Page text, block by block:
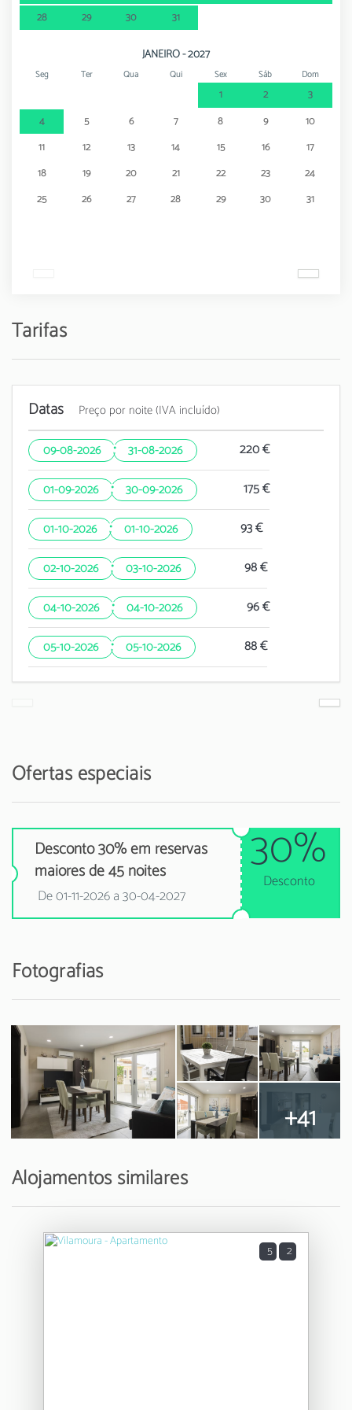
28 29 30 31
JANEIRO - 2027
Seg Ter Qua Qui Sex Sáb Dom
1 2
3
4
5 6 7 8 9
10
11
12 13 14 15 16
17
18
19 20 21 22 23
24
25
26 27 28 29 30 31
Tarifas
Datas Preço por noite (IVA incluído)
09-08-2026 · 31-08-2026 220 €
01-09-2026 · 30-09-2026 175 €
01-10-2026 · 01-10-2026 93 €
02-10-2026 · 03-10-2026 98 €
04-10-2026 · 04-10-2026 96 €
05-10-2026 · 05-10-2026 88 €
Ofertas especiais
Desconto 30% em reservas
maiores de 45 noites
De 01-11-2026 a 30-04-2027
30%
Desconto
Fotografias
+41
Alojamentos similares
5 2